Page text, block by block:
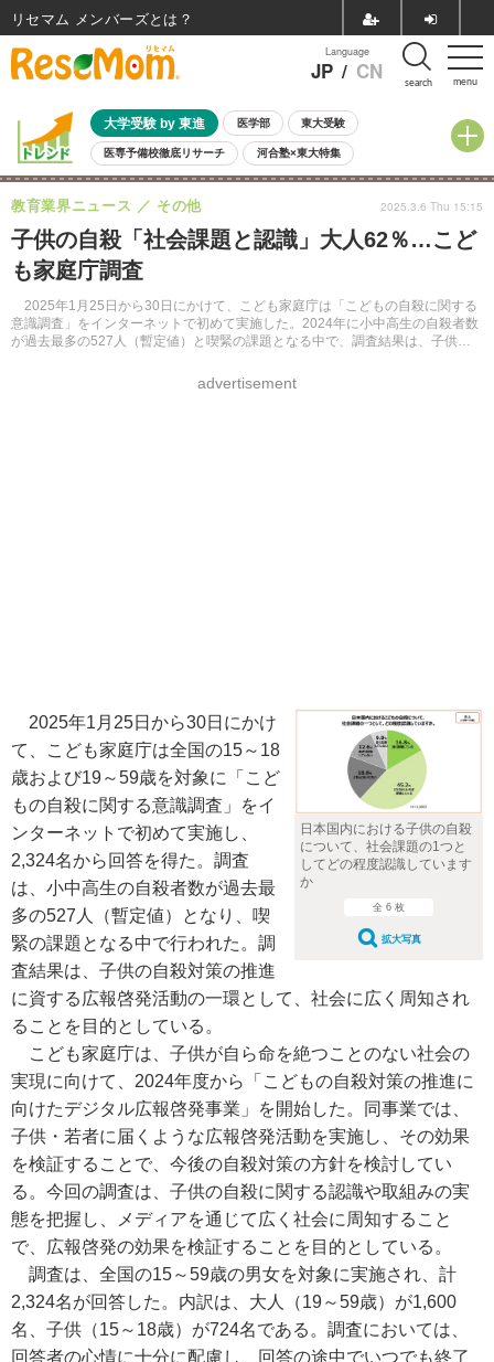
menu
Language
JP / CN search
大学受験 by 東進 医学部 東大受験
医専予備校徹底リサーチ 河合塾×東大特集
親子で考える大学選び 高校受験 中学受験 小学校受験
共通テスト 夏休み 8月開催学校説明会・相談会
8月開催イベント・WS 全国公立高校 過去問 人気記事
自由研究教材（小学生向け）
子供の自殺「社会課題と認識」大人62％…こど
も家庭庁調査
2025年1月25日から30日にかけて、こども家庭庁は「こどもの自殺に関する
意識調査」をインターネットで初めて実施した。2024年に小中高生の自殺者数
が過去最多の527人（暫定値）と喫緊の課題となる中で、調査結果は、子供の
教育業界ニュース その他
advertisement
2025.3.6 Thu 15:15
日本国内における子供の自殺
について、社会課題の1つと
してどの程度認識しています
か
全 6 枚
拡大写真
2025年1月25日から30日にかけ
て、こども家庭庁は全国の15～18
歳および19～59歳を対象に「こど
もの自殺に関する意識調査」をイ
ンターネットで初めて実施し、
2,324名から回答を得た。調査
は、小中高生の自殺者数が過去最
多の527人（暫定値）となり、喫
緊の課題となる中で行われた。調
査結果は、子供の自殺対策の推進
に資する広報啓発活動の一環として、社会に広く周知され
ることを目的としている。
こども家庭庁は、子供が自ら命を絶つことのない社会の
実現に向けて、2024年度から「こどもの自殺対策の推進に
向けたデジタル広報啓発事業」を開始した。同事業では、
子供・若者に届くような広報啓発活動を実施し、その効果
を検証することで、今後の自殺対策の方針を検討してい
る。今回の調査は、子供の自殺に関する認識や取組みの実
態を把握し、メディアを通じて広く社会に周知すること
で、広報啓発の効果を検証することを目的としている。
調査は、全国の15～59歳の男女を対象に実施され、計
2,324名が回答した。内訳は、大人（19～59歳）が1,600
名、子供（15～18歳）が724名である。調査においては、
回答者の心情に十分に配慮し、回答の途中でいつでも終了
リセマム メンバーズ